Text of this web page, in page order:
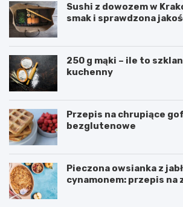
Sushi z dowozem w
smak i sprawdzona
250 g mąki – ile to
kuchenny
Przepis na chrupiące
bezglutenowe
Pieczona owsianka z
cynamonem: przepis na